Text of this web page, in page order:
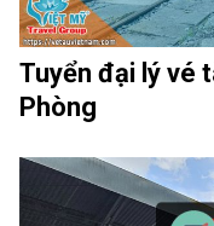
Tuyển đại lý vé
Phòng